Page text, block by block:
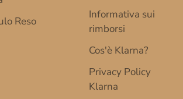
Reso
Informativa sui
rimborsi
Cos'è Klarna?
Privacy Policy
Klarna